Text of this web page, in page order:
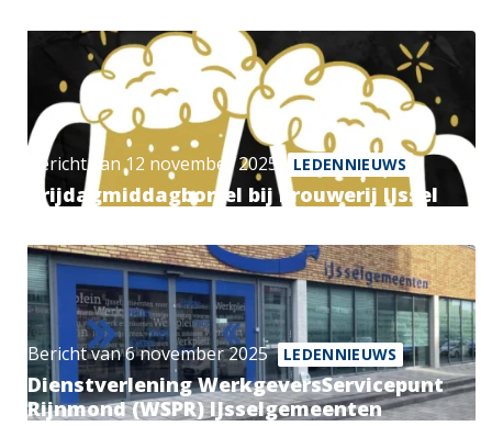
Bericht van 12 november 2025 LEDENNIEUWS
Vrijdagmiddagborrel bij Brouwerij IJssel
Bericht van 6 november 2025 LEDENNIEUWS
Dienstverlening WerkgeversServicepunt
Rijnmond (WSPR) IJsselgemeenten